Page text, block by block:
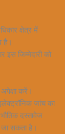
क्षेत्र में
है।
जिम्मेदारी को
करें।
जांच का
दस्तावेज
जा सकता है।